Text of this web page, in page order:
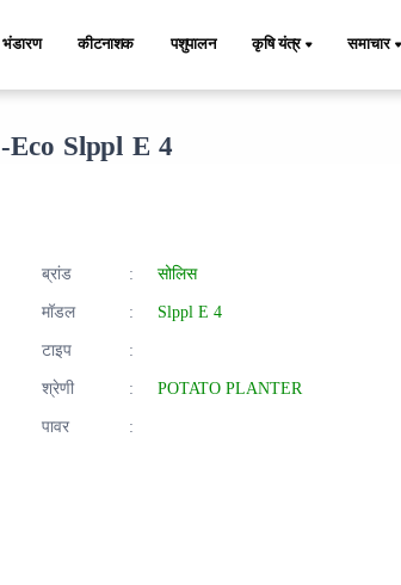
भंडारण कीटनाशक पशुपालन कृषि यंत्र समाचार
-Eco Slppl E 4
ब्रांड :
सोलिस
मॉडल
:
Slppl E 4
टाइप
:
श्रेणी
:
POTATO PLANTER
पावर
: